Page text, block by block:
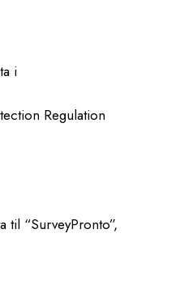
i
Regulation
“SurveyPronto”,